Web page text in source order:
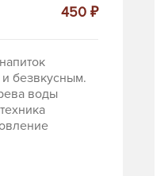
450 ₽
безвкусным.
воды